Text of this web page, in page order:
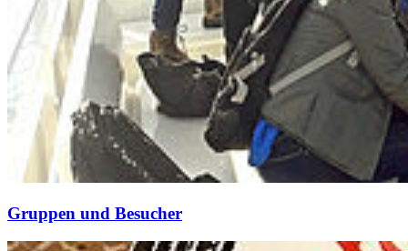
Grup­pen und Be­su­cher